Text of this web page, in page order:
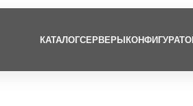
КАТАЛОГСЕРВЕРЫ